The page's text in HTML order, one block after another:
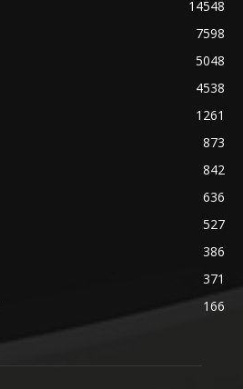
14548
7598
5048
4538
1261
873
842
636
527
386
371
166